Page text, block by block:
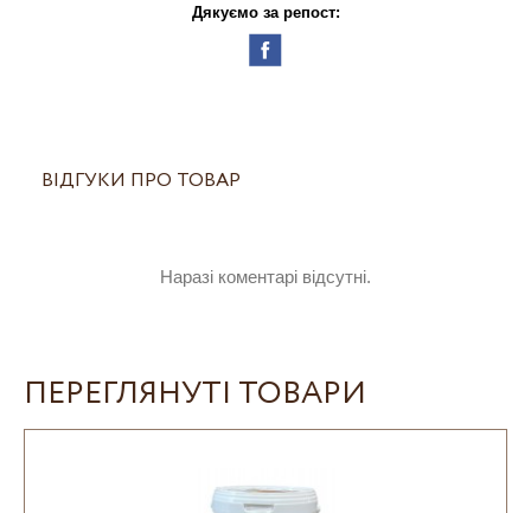
Дякуємо за репост:
ВІДГУКИ ПРО ТОВАР
Наразі коментарі відсутні.
ПЕРЕГЛЯНУТІ ТОВАРИ